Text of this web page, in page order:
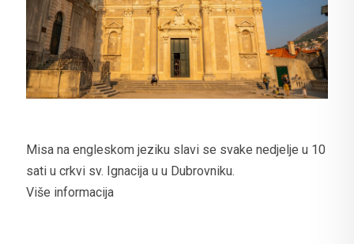
Misa na engleskom jeziku slavi se svake nedjelje u 10
sati u crkvi sv. Ignacija u u Dubrovniku.
Više informacija